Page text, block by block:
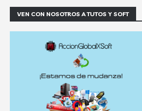
VEN CON NOSOTROS A TUTOS Y SOFT